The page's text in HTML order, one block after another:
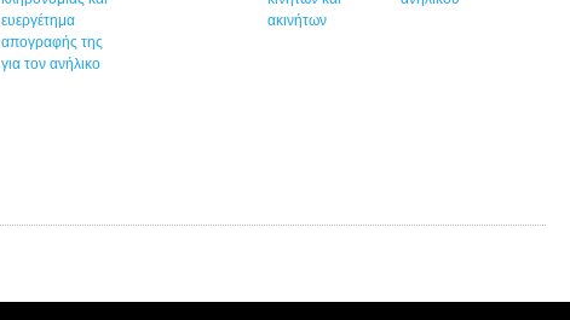
ευεργέτημα
απογραφής της
για τον ανήλικο
ακινήτων